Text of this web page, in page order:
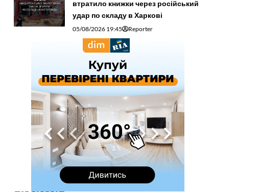
втратило книжки через російський
удар по складу в Харкові
05/08/2026 19:45 Reporter